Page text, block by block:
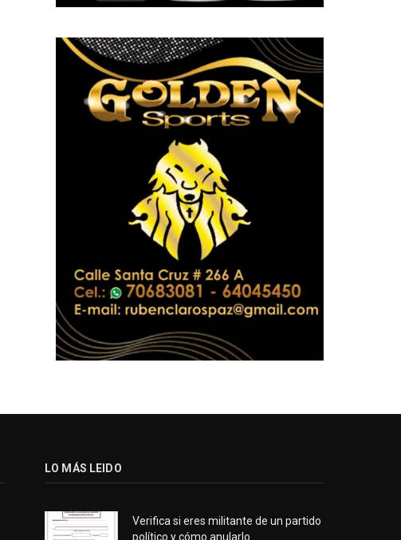
LO MÁS LEIDO
Verifica si eres militante de un partido
político y cómo anularlo